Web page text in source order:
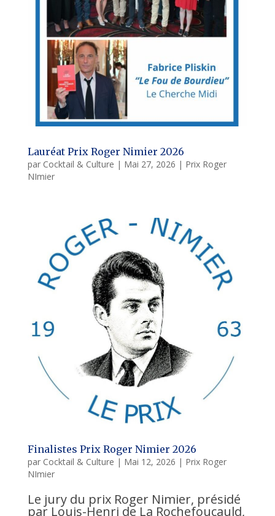
Lauréat Prix Roger Nimier 2026
par Cocktail & Culture | Mai 27, 2026 | Prix Roger
NImier
Finalistes Prix Roger Nimier 2026
par Cocktail & Culture | Mai 12, 2026 | Prix Roger
NImier
Le jury du prix Roger Nimier, présidé
par Louis-Henri de La Rochefoucauld,